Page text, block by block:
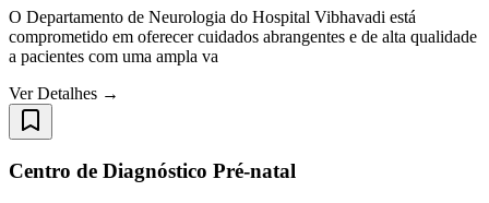
O Departamento de Neurologia do Hospital Vibhavadi está
comprometido em oferecer cuidados abrangentes e de alta qualidade
a pacientes com uma ampla va
Ver Detalhes →
Centro de Diagnóstico Pré-natal